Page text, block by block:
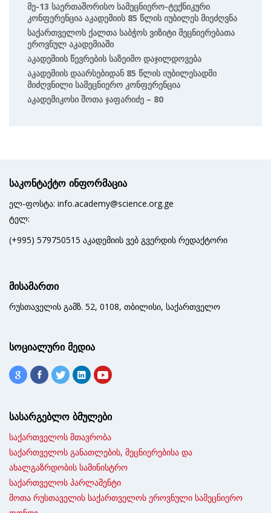
Მე-13 Საერთაშორისო Სამეცნიერო-Ტექნიკური
Კონფერენცია Აკადემიის 85 Წლის Იუბილეს Მიეძღვნა
Საქართველოს Ქალთა Საბჭოს Ვიზიტი Მეცნიერებათა
Ეროვნულ Აკადემიაში
Აკადემიის Წევრების Საზეიმო Დაჯილდოვება
Აკადემიის Დაარსებიდან 85 Წლის Იუბილესადმი
Მიძღვნილი Სამეცნიერო Კონფერენცია
Აკადემიკოსი Შოთა Ჯაფარიძე – 80
საკონტაქტო ინფორმაცია
ელ-ფოსტა: info.academy@science.org.ge
ტელ:
(+995) 579750515 აკადემიის ვებ გვერდის რედაქტორი
მისამართი
რუსთაველის გამზ. 52, 0108, თბილისი, საქართველო
სოციალური მედია
სასარგებლო ბმულები
საქართველოს მთავრობა
საქართველოს განათლების, მეცნიერებისა და
ახალგაზრდობის სამინისტრო
საქართველოს პარლამენტი
შოთა რუსთაველის საქართველოს ეროვნული სამეცნიერო